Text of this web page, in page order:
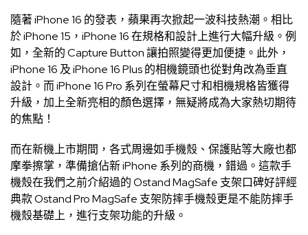
隨著 iPhone 16 的發表，蘋果再次掀起一波科技熱潮。相比
於 iPhone 15，iPhone 16 在規格和設計上進行大幅升級。例
如，全新的 Capture Button 讓拍照變得更加便捷。此外，
iPhone 16 及 iPhone 16 Plus 的相機鏡頭也從對角改為垂直
設計。而 iPhone 16 Pro 系列在螢幕尺寸和相機規格皆獲得
升級，加上全新亮相的顏色選擇，無疑將成為大家熱切期待
的焦點！
而在新機上市期間，各式周邊如手機殼、保護貼等大廠也都
摩拳擦掌，準備搶佔新 iPhone 系列的商機，錯過。這款手
機殼在我們之前介紹過的 Ostand MagSafe 支架口碑好評經
典款 Ostand Pro MagSafe 支架防摔手機殼更是不能防摔手
機殼基礎上，進行支架功能的升級。